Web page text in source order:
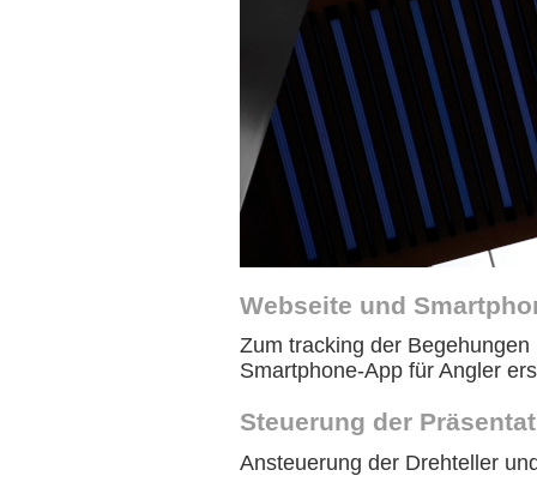
Webseite und
Zum tracking der
Smartphone-App für Angler
Steuerung der
Ansteuerung der Drehteller